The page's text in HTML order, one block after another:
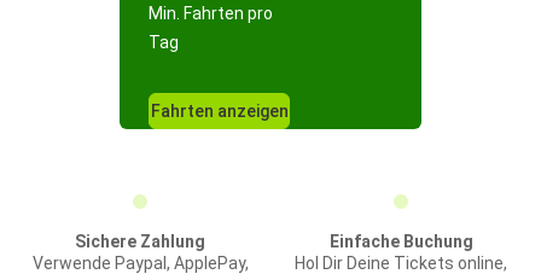
Min. Fahrten pro
Tag
Fahrten anzeigen
Sichere Zahlung
Verwende Paypal, ApplePay,
Einfache Buchung
Hol Dir Deine Tickets online,